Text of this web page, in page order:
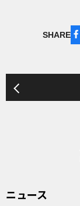
SHARE
ニュース